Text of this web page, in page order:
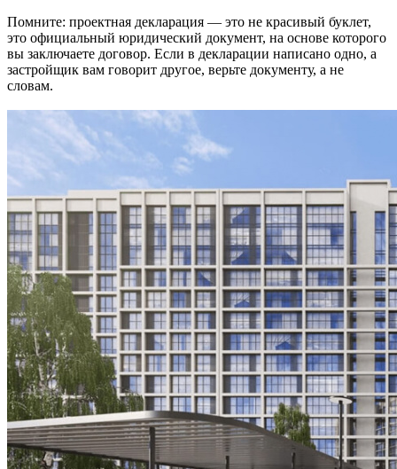
Помните: проектная декларация — это не красивый буклет,
это официальный юридический документ, на основе которого
вы заключаете договор. Если в декларации написано одно, а
застройщик вам говорит другое, верьте документу, а не
словам.